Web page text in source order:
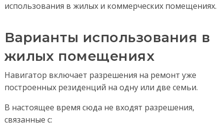
использования в жилых и коммерческих помещениях.
Варианты использования в
жилых помещениях
Навигатор включает разрешения на ремонт уже
построенных резиденций на одну или две семьи.
В настоящее время сюда не входят разрешения,
связанные с: